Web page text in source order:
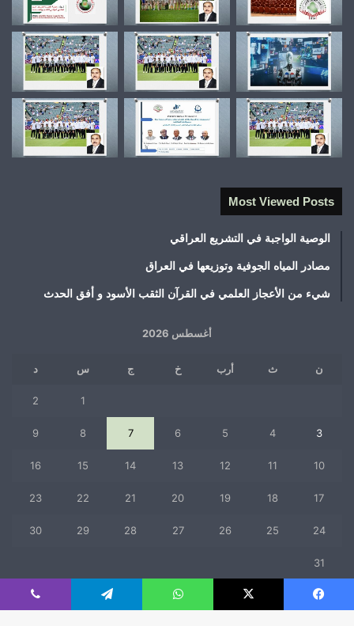
Most Viewed Posts
الوصية الواجبة في التشريع العراقي
مصادر المياه الجوفية وتوزيعها في العراق
شيء من الأعجاز العلمي في القرآن الثقب الأسود و أفق الحدث
أغسطس 2026
ن ث أرب خ ج س د
1
2
3
4
5
6
7
8
9
10
11
12
13
14
15
16
17
18
19
20
21
22
23
24
25
26
27
28
29
30
31
« يوليو
فيسبوك ‫X واتساب تيلقرام ڤايبر